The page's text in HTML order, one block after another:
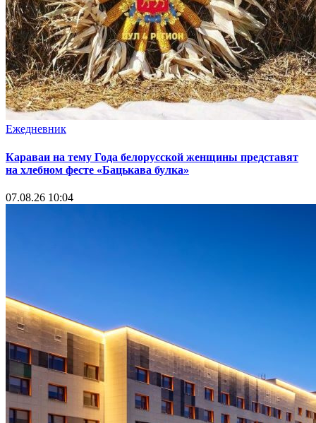
Ежедневник
Караваи на тему Года белорусской женщины представят
на хлебном фесте «Бацькава булка»
07.08.26 10:04